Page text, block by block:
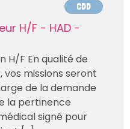
CDD
H/F - HAD -
H/F En qualité de
missions seront
de la demande
la pertinence
signé pour